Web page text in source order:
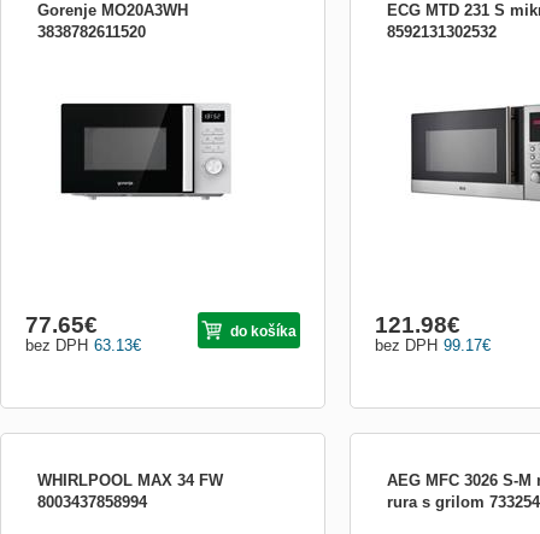
Gorenje MO20A3WH
3838782611520
celkovým objemom 20 l Maximálny výkon
až 800 W Príkon: 1280 W Na výber máte z
5 úrovní výkonu Príslušenstvo: otočný
tanier Mikrovlnke GORENJE dominuje
63.13€
bez DPH
77.65€ do košíka
ECG MTD 231 S
8592131302532
minútový časovač, 8
automatické varenie,
rozmrazovanie podľa
výkonu, detská poistka,
99.17€
bez DPH
121.98€
WHIRLPOOL MAX 34 FW
8003437858994
AEG MFC 3026 S-
rura s grilom